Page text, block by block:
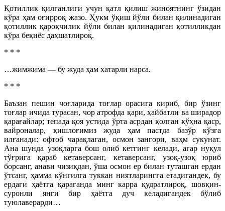
Қотиллик қилганлиги учун қатл қилиш жиноятнинг ўзидан
кўра ҳам оғирроқ жазо. Ҳукм ўқиш йўли билан қилинадиган
қотиллик қароқчилик йўли билан қилинадиган қотилликдан
кўра беқиёс даҳшатлироқ.
* * *
…жимжима — бу жуда ҳам хатарли нарса.
* * *
Баъзан пешин чоғларида тоғлар орасига кириб, бир ўзинг
тоғлар ичида турасан, чор атрофда қари, ҳайбатли ва ширадор
қарағайлар; тепада қоя устида ўрта асрдан қолган кўҳна қаср,
вайроналар, қишлоғимиз жуда ҳам пастда базўр кўзга
илғанади: офтоб чарақлаган, осмон зангори, ваҳм сукунат.
Ана шунда узоқларга бош олиб кетгинг келади, агар нуқул
тўғрига қараб кетаверсанг, кетаверсанг, узоқ-узоқ юриб
борсанг, анави чизиқдан, ўша осмон ер билан туташган ердан
ўтсанг, ҳамма кўнгилга туккан ниятларингга етадигандек, бу
ердаги ҳаётга қараганда минг карра қудратлироқ, шовқин-
суронли янги бир ҳаётга дуч келадигандек бўлиб
туюлаверарди…